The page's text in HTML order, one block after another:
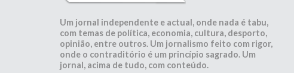
Um jornal independente e actual, onde nada é tabu,
com temas de política, economia, cultura, desporto,
opinião, entre outros. Um jornalismo feito com rigor,
onde o contraditório é um princípio sagrado. Um
jornal, acima de tudo, com conteúdo.